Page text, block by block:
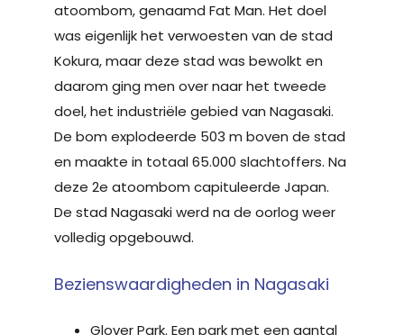
atoombom, genaamd Fat Man. Het doel
was eigenlijk het verwoesten van de stad
Kokura, maar deze stad was bewolkt en
daarom ging men over naar het tweede
doel, het industriële gebied van Nagasaki.
De bom explodeerde 503 m boven de stad
en maakte in totaal 65.000 slachtoffers. Na
deze 2e atoombom capituleerde Japan.
De stad Nagasaki werd na de oorlog weer
volledig opgebouwd.
Bezienswaardigheden in Nagasaki
Glover Park. Een park met een aantal